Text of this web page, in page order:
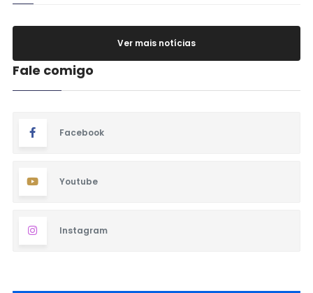
Ver mais notícias
Fale comigo
Facebook
Youtube
Instagram